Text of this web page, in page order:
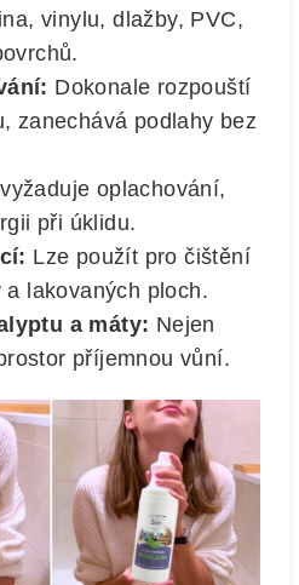
vinylu, dlažby, PVC,
Dokonale rozpouští
zanechává podlahy bez
oplachování,
při úklidu.
Lze použít pro čištění
lakovaných ploch.
a máty: Nejen
příjemnou vůní.